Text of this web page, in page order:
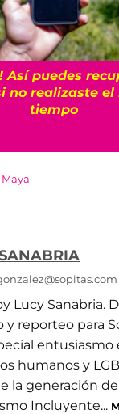
Así puedes
no realizaste el
tiempo
Lucy Sanabria.
y reporteo para
entusiasmo
humanos y
la generación
Incluyente...